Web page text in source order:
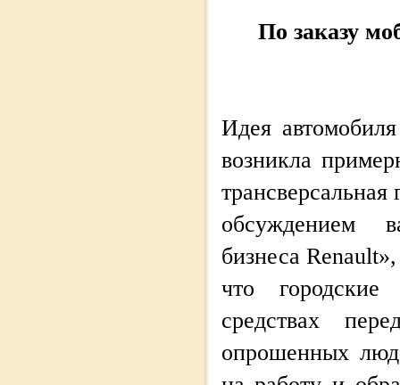
По заказу
Идея
возникла
обсуждением
бизнеса
что
средствах
опрошенных